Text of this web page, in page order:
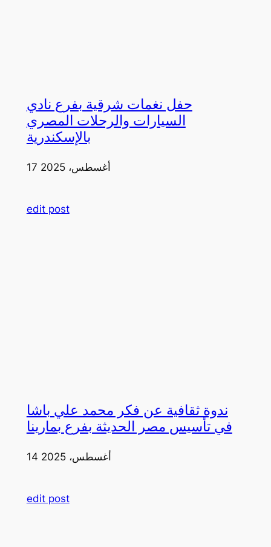
حفل نغمات شرقية بفرع نادي
السيارات والرحلات المصري
بالإسكندرية
17 أغسطس، 2025
edit post
ندوة ثقافية عن فكر محمد علي باشا
في تأسيس مصر الحديثة بفرع بمارينا
14 أغسطس، 2025
edit post